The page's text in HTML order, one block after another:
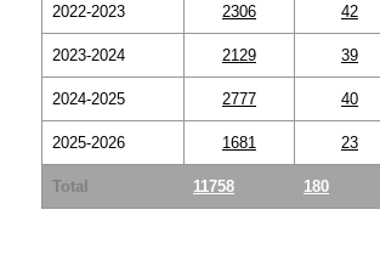
2022-2023 2306 42
2023-2024 2129 39
2024-2025 2777 40
2025-2026 1681 23
Total 11758 180